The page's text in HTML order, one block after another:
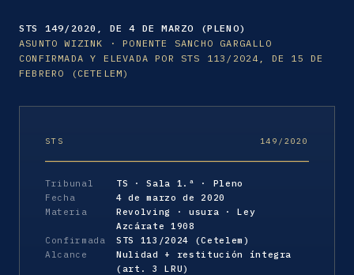
STS 149/2020, DE 4 DE MARZO (PLENO)
ASUNTO WIZINK · PONENTE SANCHO GARGALLO
CONFIRMADA Y ELEVADA POR STS 113/2024, DE 15 DE
FEBRERO (CETELEM)
STS 149/2020
Tribunal
TS · Sala 1.ª · Pleno
Fecha
4 de marzo de 2020
Materia
Revolving · usura · Ley
Azcárate 1908
Confirmada
STS 113/2024 (Cetelem)
Alcance
Nulidad + restitución íntegra
(art. 3 LRU)